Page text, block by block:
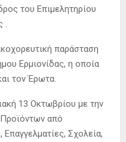
του Επιμελητηρίου
παράσταση
Ερμιονίδας, η οποία
τον Έρωτα.
13 Οκτωβρίου με την
από
Σχολεία,